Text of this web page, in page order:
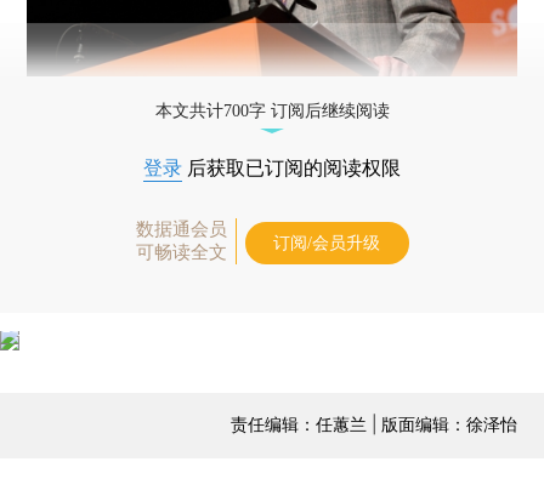
本文共计700字 订阅后继续阅读
登录 后获取已订阅的阅读权限
数据通会员
可畅读全文
订阅/会员升级
责任编辑：任蕙兰 | 版面编辑：徐泽怡